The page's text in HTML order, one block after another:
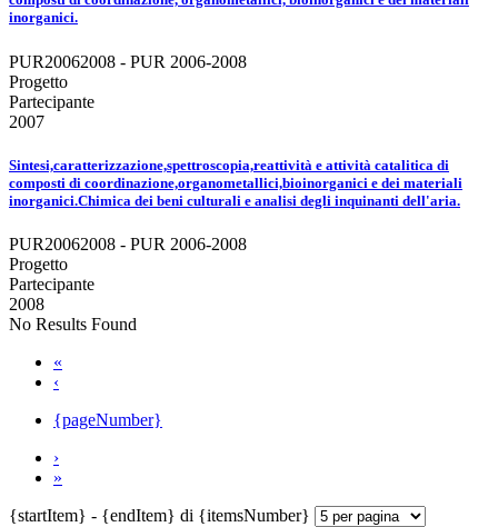
inorganici.
PUR20062008 - PUR 2006-2008
Progetto
Partecipante
2007
Sintesi,caratterizzazione,spettroscopia,reattività e attività catalitica di
composti di coordinazione,organometallici,bioinorganici e dei materiali
inorganici.Chimica dei beni culturali e analisi degli inquinanti dell'aria.
PUR20062008 - PUR 2006-2008
Progetto
Partecipante
2008
No Results Found
«
‹
{pageNumber}
›
»
{startItem} - {endItem} di {itemsNumber}